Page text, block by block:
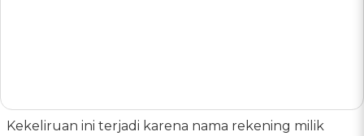
Kekeliruan ini terjadi karena nama rekening milik